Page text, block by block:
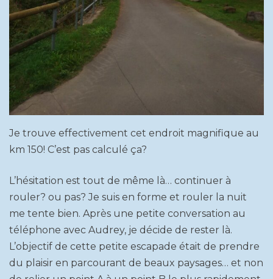
Je trouve effectivement cet endroit magnifique au
km 150! C’est pas calculé ça?
L’hésitation est tout de même là… continuer à
rouler? ou pas? Je suis en forme et rouler la nuit
me tente bien. Après une petite conversation au
téléphone avec Audrey, je décide de rester là.
L’objectif de cette petite escapade était de prendre
du plaisir en parcourant de beaux paysages… et non